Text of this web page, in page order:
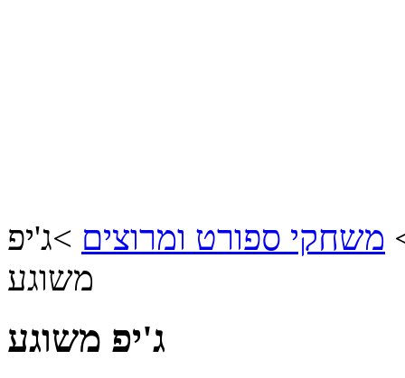
משחקי ספורט ומרוצים >ג'יפ
משוגע
ג'יפ משוגע